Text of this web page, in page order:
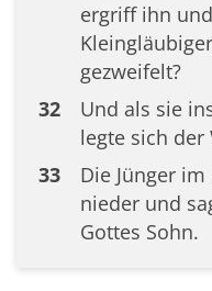
ergriff ihn
gezweifelt?
32
Und als sie
legte sich der
33
Die Jünger
nieder und
Gottes Sohn.